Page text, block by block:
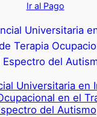
Ir al Pago
Universitaria en
en el
del Autismo